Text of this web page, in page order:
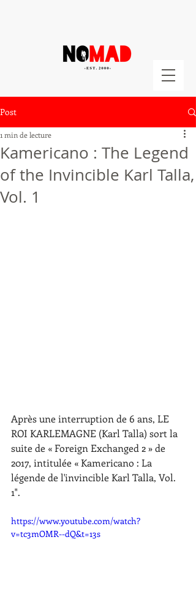
Post
Kamericano : The Legend
of the Invincible Karl Talla,
Vol. 1
1 min de lecture
Après une interruption de 6 ans, LE
ROI KARLEMAGNE (Karl Talla) sort la
suite de « Foreign Exchanged 2 » de
2017, intitulée « Kamericano : La
légende de l'invincible Karl Talla, Vol.
1".
https://www.youtube.com/watch?
v=tc3mOMR--dQ&t=13s